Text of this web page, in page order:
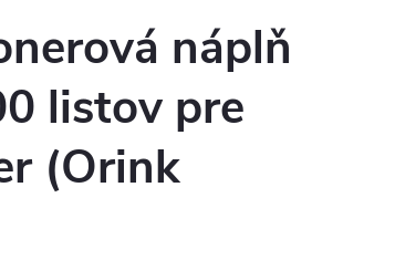
náplň
listov pre
(Orink